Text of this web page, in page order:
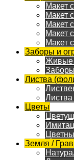
Макет
Макет
Макет
Макет
Макет
Заборы и
Живые
Листва
Листва
Цветы
Земля /